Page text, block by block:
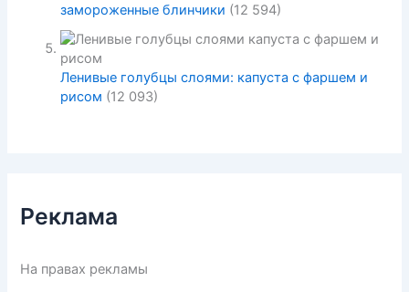
замороженные блинчики (12 594)
Ленивые голубцы слоями: капуста с фаршем и
рисом (12 093)
Реклама
На правах рекламы